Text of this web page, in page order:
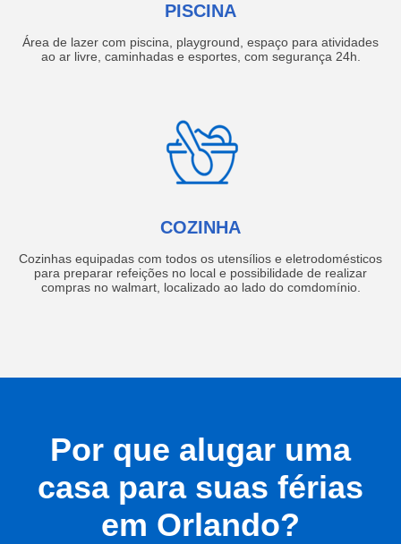
PISCINA
Área de lazer com piscina, playground, espaço para atividades
ao ar livre, caminhadas e esportes, com segurança 24h.
COZINHA
Cozinhas equipadas com todos os utensílios e eletrodomésticos
para preparar refeições no local e possibilidade de realizar
compras no walmart, localizado ao lado do comdomínio.
Por que alugar uma
casa para suas férias
em Orlando?